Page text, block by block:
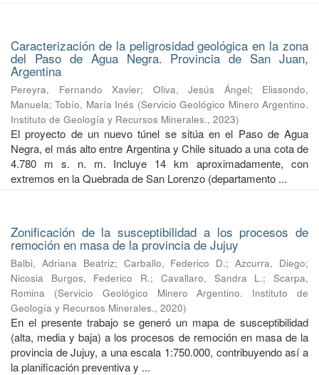
Caracterización de la peligrosidad geológica en la zona
del Paso de Agua Negra. Provincia de San Juan,
Argentina
Pereyra, Fernando Xavier; Oliva, Jesús Ángel; Elissondo,
Manuela;Tobío, María Inés (Servicio Geológico Minero Argentino.
Instituto de Geología y Recursos Minerales., 2023)
El proyecto de un nuevo túnel se sitúa en el Paso de Agua
Negra, el más alto entre Argentina y Chile situado a una cota de
4.780 m s. n. m. Incluye 14 km aproximadamente, con
extremos en la Quebrada de San Lorenzo (departamento ...
Zonificación de la susceptibilidad a los procesos de
remoción en masa de la provincia de Jujuy
Balbi, Adriana Beatriz; Carballo, Federico D.;Azcurra, Diego;
Nicosia Burgos, Federico R.; Cavallaro, Sandra L.;Scarpa,
Romina
(Servicio Geológico Minero Argentino. Instituto de
Geología y Recursos Minerales., 2020)
En el presente trabajo se generó un mapa de susceptibilidad
(alta, media y baja) a los procesos de remoción en masa de la
provincia de Jujuy, a una escala 1:750.000, contribuyendo así a
la planificación preventiva y ...